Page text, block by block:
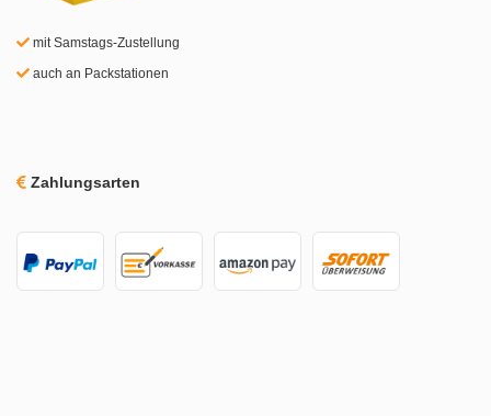
mit Samstags-Zustellung
auch an Packstationen
Zahlungsarten